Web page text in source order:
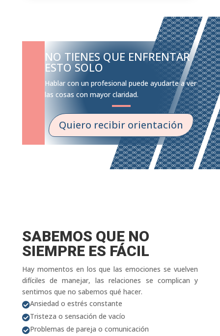
NO TIENES QUE ENFRENTAR
ESTO SOLO
Hablar con un profesional puede ayudarte a ver
las cosas con mayor claridad.
Quiero recibir orientación
SABEMOS QUE NO
SIEMPRE ES FÁCIL
Hay momentos en los que las emociones se vuelven
difíciles de manejar, las relaciones se complican y
sentimos que no sabemos qué hacer.
Ansiedad o estrés constante
Tristeza o sensación de vacío
Problemas de pareja o comunicación